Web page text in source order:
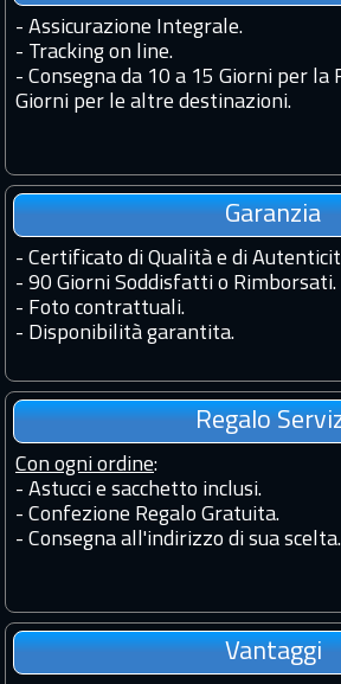
- Assicurazione Integrale.
- Tracking on line.
- Consegna da 10 a 15 Giorni per la
Giorni per le altre destinazioni.
Garanzia
- Certificato di Qualità e di
- 90 Giorni Soddisfatti o Rimborsati.
- Foto contrattuali.
- Disponibilità garantita.
Regalo
Con ogni ordine:
- Astucci e sacchetto inclusi.
- Confezione Regalo Gratuita.
- Consegna all'indirizzo di sua scelta.
Vantaggi